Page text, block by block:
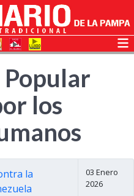
los
la
03 Enero
2026